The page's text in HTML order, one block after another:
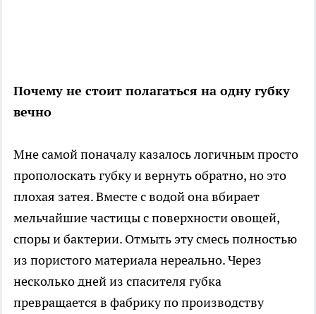
Почему не стоит полагаться на одну губку
вечно
Мне самой поначалу казалось логичным просто
прополоскать губку и вернуть обратно, но это
плохая затея. Вместе с водой она вбирает
мельчайшие частицы с поверхности овощей,
споры и бактерии. Отмыть эту смесь полностью
из пористого материала нереально. Через
несколько дней из спасителя губка
превращается в фабрику по производству